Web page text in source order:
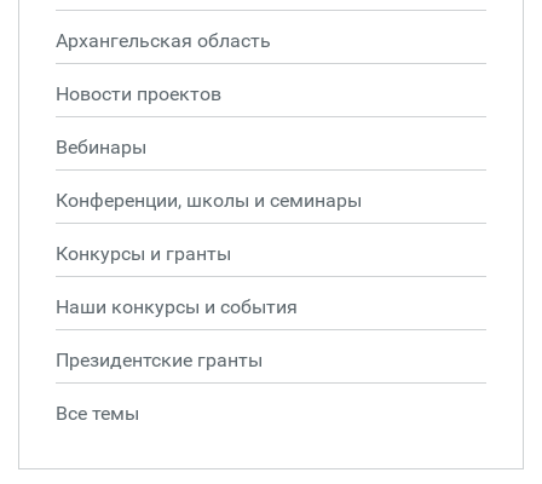
Архангельская область
Новости проектов
Вебинары
Конференции, школы и семинары
Конкурсы и гранты
Наши конкурсы и события
Президентские гранты
Все темы